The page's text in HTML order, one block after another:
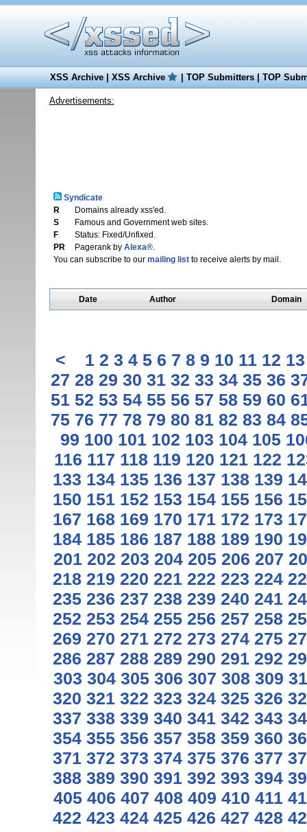
XSS Archive|XSS Archive |TOP Submitters|TOP
Advertisements:
Syndicate
R
Domains already xss'ed.
S
Famous and Government web sites.
F
Status: Fixed/Unfixed.
PR
Pagerank by Alexa®.
You can subscribe to our mailing listto receive alerts by mail.
Date Author Domain
< 1 2 3 4 5 6 7 8 9 10 11 12 13
27 28 29 30 31 32 33 34 35 36
51 52 53 54 55 56 57 58 59 60
75 76 77 78 79 80 81 82 83 84
99 100 101 102 103 104 105
116 117 118 119 120 121 122
133 134 135 136 137 138 139
150 151 152 153 154 155 156
167 168 169 170 171 172 173
184 185 186 187 188 189 190
201 202 203 204 205 206 207
218 219 220 221 222 223 224
235 236 237 238 239 240 241
252 253 254 255 256 257 258
269 270 271 272 273 274 275
286 287 288 289 290 291 292
303 304 305 306 307 308 309
320 321 322 323 324 325 326
337 338 339 340 341 342 343
354 355 356 357 358 359 360
371 372 373 374 375 376 377
388 389 390 391 392 393 394
405 406 407 408 409 410 411
422 423 424 425 426 427 428